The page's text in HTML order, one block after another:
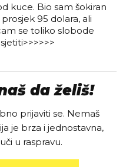
kuce. Bio sam šokiran
95 dolara, ali
se toliko slobode
da želiš!
prijaviti se. Nemaš
je brza i jednostavna,
u raspravu.